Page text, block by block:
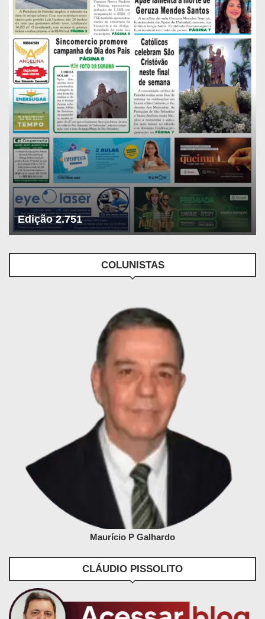
Edição 2.751
COLUNISTAS
Maurício P Galhardo
CLÁUDIO PISSOLITO